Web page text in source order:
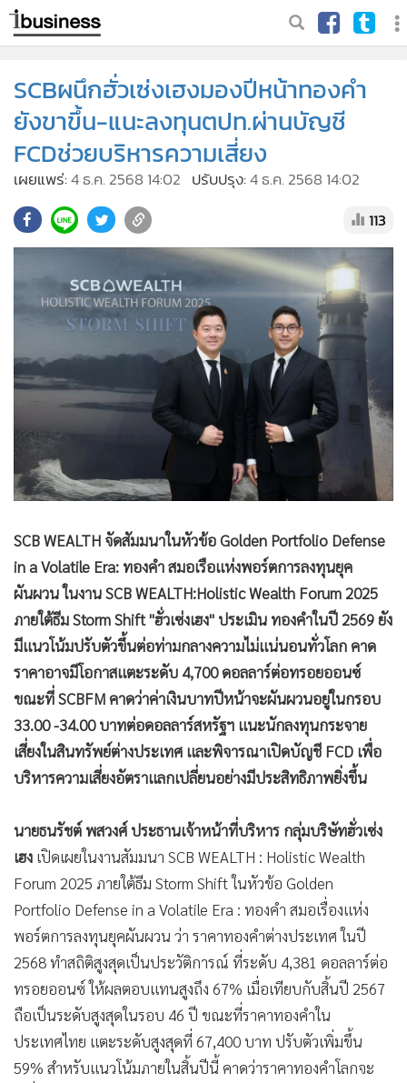
SCBผนึกฮั่วเซ่งเฮงมองปีหน้าทองคำ
ยังขาขึ้น-แนะลงทุนตปท.ผ่านบัญชี
FCDช่วยบริหารความเสี่ยง
เผยแพร่:4 ธ.ค. 2568 14:02 ปรับปรุง:4 ธ.ค. 2568 14:02
113
SCB WEALTH จัดสัมมนาในหัวข้อ Golden Portfolio Defense
in a Volatile Era: ทองคำ สมอเรือแห่งพอร์ตการลงทุนยุค
ผันผวน ในงาน SCB WEALTH:Holistic Wealth Forum 2025
ภายใต้ธีม Storm Shift "ฮั่วเซ่งเฮง" ประเมิน ทองคำในปี 2569 ยัง
มีแนวโน้มปรับตัวขึ้นต่อท่ามกลางความไม่แน่นอนทั่วโลก คาด
ราคาอาจมีโอกาสแตะระดับ 4,700 ดอลลาร์ต่อทรอยออนซ์
ขณะที่ SCBFM คาดว่าค่าเงินบาทปีหน้าจะผันผวนอยู่ในกรอบ
33.00 -34.00 บาทต่อดอลลาร์สหรัฐฯ แนะนักลงทุนกระจาย
เสี่ยงในสินทรัพย์ต่างประเทศ และพิจารณาเปิดบัญชี FCD เพื่อ
บริหารความเสี่ยงอัตราแลกเปลี่ยนอย่างมีประสิทธิภาพยิ่งขึ้น
นายธนรัชต์ พสวงศ์ ประธานเจ้าหน้าที่บริหาร กลุ่มบริษัทฮั่วเซ่ง
เฮง เปิดเผยในงานสัมมนา SCB WEALTH : Holistic Wealth
Forum 2025 ภายใต้ธีม Storm Shift ในหัวข้อ Golden
Portfolio Defense in a Volatile Era : ทองคำ สมอเรื่องแห่ง
พอร์ตการลงทุนยุคผันผวน ว่า ราคาทองคำต่างประเทศ ในปี
2568 ทำสถิติสูงสุดเป็นประวัติการณ์ ที่ระดับ 4,381 ดอลลาร์ต่อ
ทรอยออนซ์ ให้ผลตอบแทนสูงถึง 67% เมื่อเทียบกับสิ้นปี 2567
ถือเป็นระดับสูงสุดในรอบ 46 ปี ขณะที่ราคาทองคำใน
ประเทศไทย แตะระดับสูงสุดที่ 67,400 บาท ปรับตัวเพิ่มขึ้น
59% สำหรับแนวโน้มภายในสิ้นปีนี้ คาดว่าราคาทองคำโลกจะ